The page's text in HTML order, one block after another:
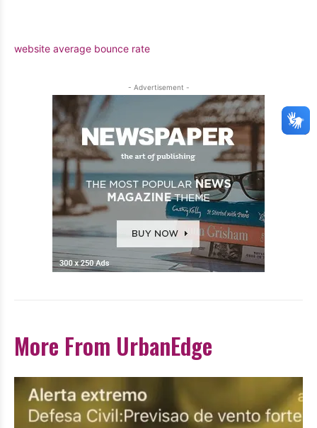
website average bounce rate
- Advertisement -
More From UrbanEdge